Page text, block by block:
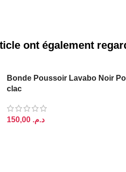
ont également
PODIUM
Bonde Poussoir Lavabo Noir
clac
د.م.